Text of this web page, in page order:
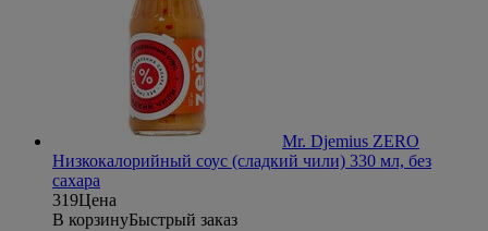
Mr. Djemius ZERO
Низкокалорийный соус (сладкий чили) 330 мл, без
сахара
319Цена
В корзинуБыстрый заказ